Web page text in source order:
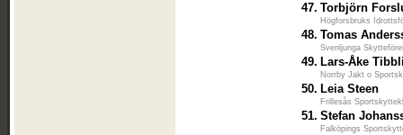
47. Torbjörn
Högforsbruks
48. Tomas
Svenljunga
49. Lars-Åke
Norrby Jakt o
50. Leia Steen
Frillesås
51. Stefan
Falköpings